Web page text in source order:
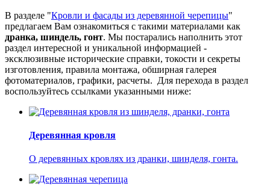
В разделе "Кровли и фасады из деревянной черепицы"
предлагаем Вам ознакомиться с такими материалами как
дранка, шиндель, гонт. Мы постарались наполнить этот
раздел интересной и уникальной информацией -
эксклюзивные исторические справки, токости и секреты
изготовления, правила монтажа, обширная галерея
фотоматериалов, графики, расчеты. Для перехода в раздел
воспользуйтесь ссылками указанными ниже:
Деревянная кровля
О деревянных кровлях из дранки, шинделя, гонта.